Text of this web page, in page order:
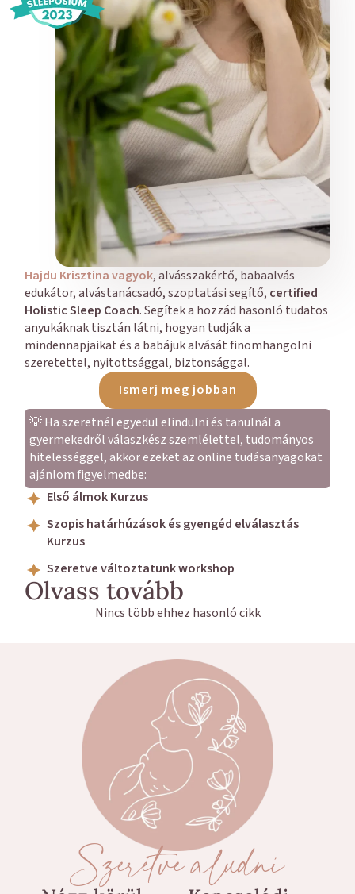
Hajdu Krisztina vagyok, alvásszakértő, babaalvás
edukátor, alvástanácsadó, szoptatási segítő, certified
Holistic Sleep Coach. Segítek a hozzád hasonló tudatos
anyukáknak tisztán látni, hogyan tudják a
mindennapjaikat és a babájuk alvását finomhangolni
szeretettel, nyitottsággal, biztonsággal.
Ismerj meg jobban
💡 Ha szeretnél egyedül elindulni és tanulnál a
gyermekedről válaszkész szemlélettel, tudományos
hitelességgel, akkor ezeket az online tudásanyagokat
ajánlom figyelmedbe:
Első álmok Kurzus
Szopis határhúzások és gyengéd elválasztás
Kurzus
Szeretve változtatunk workshop
Olvass tovább
Nincs több ehhez hasonló cikk
Szeretve aludni